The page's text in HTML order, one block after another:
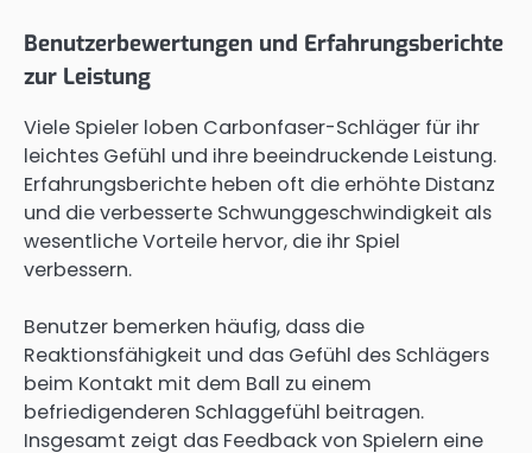
Benutzerbewertungen und Erfahrungsberichte
zur Leistung
Viele Spieler loben Carbonfaser-Schläger für ihr
leichtes Gefühl und ihre beeindruckende Leistung.
Erfahrungsberichte heben oft die erhöhte Distanz
und die verbesserte Schwunggeschwindigkeit als
wesentliche Vorteile hervor, die ihr Spiel
verbessern.
Benutzer bemerken häufig, dass die
Reaktionsfähigkeit und das Gefühl des Schlägers
beim Kontakt mit dem Ball zu einem
befriedigenderen Schlaggefühl beitragen.
Insgesamt zeigt das Feedback von Spielern eine